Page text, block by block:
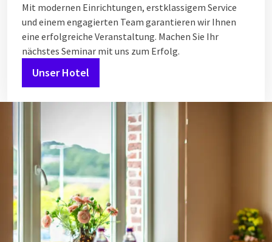
Mit modernen Einrichtungen, erstklassigem Service
und einem engagierten Team garantieren wir Ihnen
eine erfolgreiche Veranstaltung. Machen Sie Ihr
nächstes Seminar mit uns zum Erfolg.
Unser Hotel